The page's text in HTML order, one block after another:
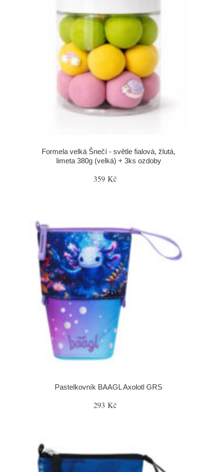
Formela velká Šnečí - světle fialová, žlutá,
limeta 380g (velká) + 3ks ozdoby
359 Kč
Pastelkovník BAAGL Axolotl GRS
293 Kč